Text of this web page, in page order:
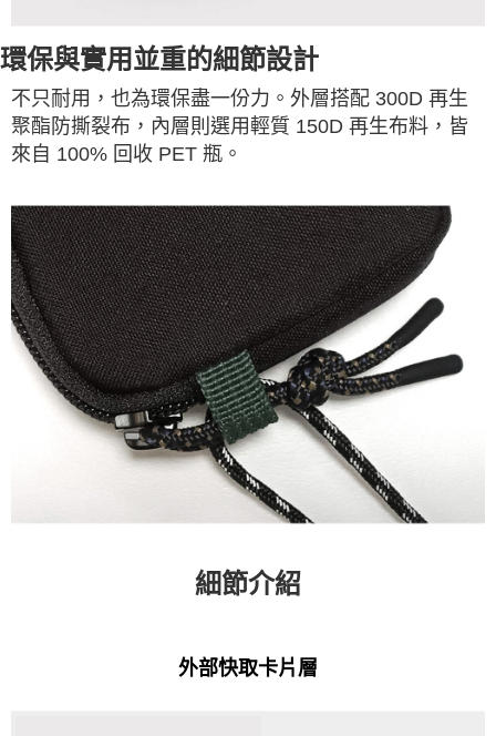
環保與實用並重的細節設計
不只耐用，也為環保盡一份力。外層搭配 300D 再生
聚酯防撕裂布，內層則選用輕質 150D 再生布料，皆
來自 100% 回收 PET 瓶 。
細節介紹
外部快取卡片層